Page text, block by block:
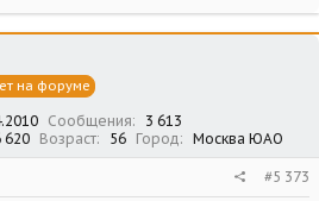
на форуме
Сообщения
3 613
620 Возраст 56 Город Москва ЮАО
#5 373